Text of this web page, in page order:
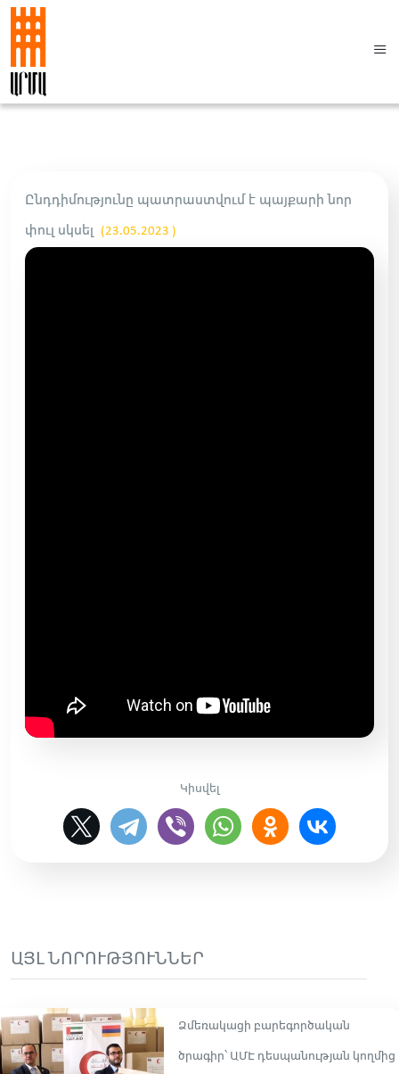
Ընդդիմությունը պատրաստվում է պայքարի նոր
փուլ սկսել
(23.05.2023 )
Կիսվել
ԱՅԼ ՆՈՐՈՒԹՅՈՒՆՆԵՐ
Ձմեռակացի բարեգործական
ծրագիր՝ ԱՄԷ դեսպանության կողմից